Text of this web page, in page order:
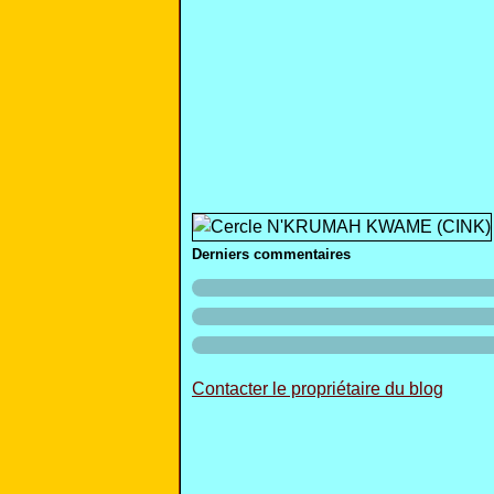
Derniers commentaires
Contacter le propriétaire du blog